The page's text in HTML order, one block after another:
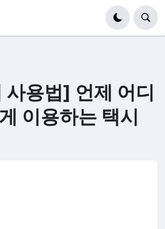
용법] 언제 어디
이용하는 택시